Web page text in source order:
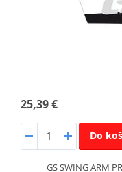
25,39 €
Do
GS SWING ARM